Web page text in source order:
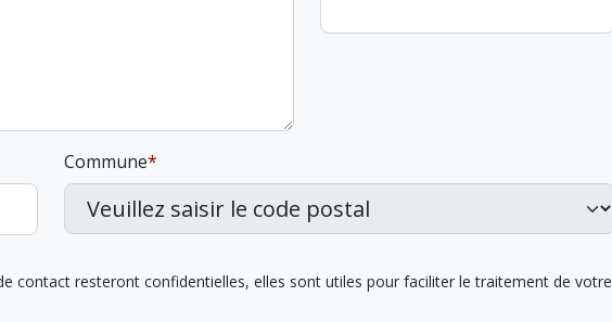
Commune
contact resteront confidentielles, elles sont utiles pour faciliter le traitement de votre